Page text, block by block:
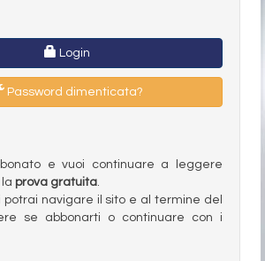
Login
Password dimenticata?
e vuoi continuare a leggere
la prova gratuita.
potrai navigare il sito e al termine del
se abbonarti o continuare con i